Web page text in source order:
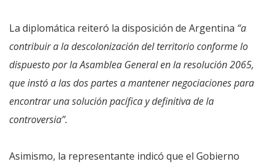
La diplomática reiteró la disposición de Argentina “a
contribuir a la descolonización del territorio conforme lo
dispuesto por la Asamblea General en la resolución 2065,
que instó a las dos partes a mantener negociaciones para
encontrar una solución pacífica y definitiva de la
controversia”.
Asimismo, la representante indicó que el Gobierno